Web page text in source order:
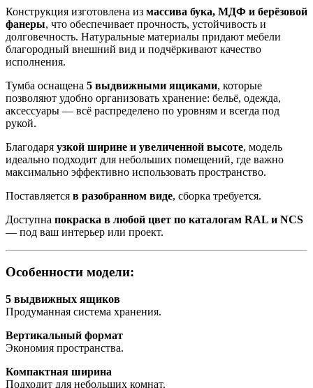
Конструкция изготовлена из массива бука, МДФ и берёзовой
фанеры, что обеспечивает прочность, устойчивость и
долговечность. Натуральные материалы придают мебели
благородный внешний вид и подчёркивают качество
исполнения.
Тумба оснащена 5 выдвижными ящиками, которые
позволяют удобно организовать хранение: бельё, одежда,
аксессуары — всё распределено по уровням и всегда под
рукой.
Благодаря узкой ширине и увеличенной высоте, модель
идеально подходит для небольших помещений, где важно
максимально эффективно использовать пространство.
Поставляется в разобранном виде, сборка требуется.
Доступна покраска в любой цвет по каталогам RAL и NCS
— под ваш интерьер или проект.
Особенности модели:
5 выдвижных ящиков
Продуманная система хранения.
Вертикальный формат
Экономия пространства.
Компактная ширина
Подходит для небольших комнат.